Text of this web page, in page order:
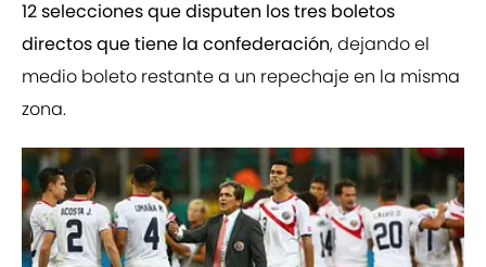
12 selecciones que disputen los tres boletos
directos que tiene la confederación, dejando el
medio boleto restante a un repechaje en la misma
zona.